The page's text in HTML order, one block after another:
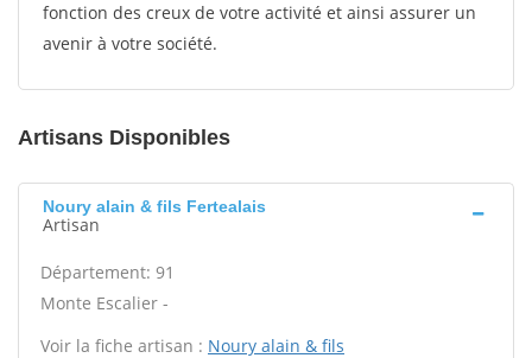
fonction des creux de votre activité et ainsi assurer un
avenir à votre société.
Artisans Disponibles
Noury alain & fils Fertealais
Artisan
Département: 91
Monte Escalier -
Voir la fiche artisan : Noury alain & fils